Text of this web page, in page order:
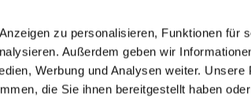
zu personalisieren, Funktionen für
Außerdem geben wir
Werbung und Analysen weiter.
die Sie ihnen bereitgestellt haben
you.